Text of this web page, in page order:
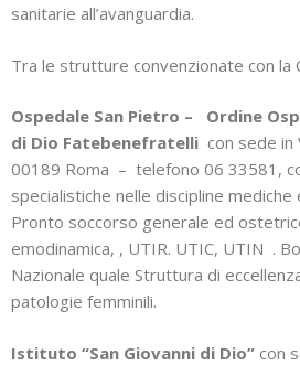
sanitarie all’avanguardia.
Tra le strutture convenzionate con la
Ospedale San Pietro – Ordine
di Dio Fatebenefratelli con sede in
00189 Roma – telefono 06 33581,
specialistiche nelle discipline
Pronto soccorso generale ed
emodinamica, , UTIR. UTIC, UTIN .
Nazionale quale Struttura di
patologie femminili.
Istituto “San Giovanni di Dio” con